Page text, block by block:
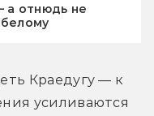
а отнюдь не
Краедугу — к
усиливаются